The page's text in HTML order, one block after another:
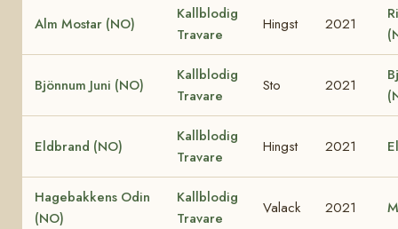
Alm Mostar (NO)
Kallblodig
Travare
Hingst 2021
Bjönnum Juni (NO)
Kallblodig
Travare
Sto 2021
Eldbrand (NO)
Kallblodig
Travare
Hingst 2021
Hagebakkens Odin
(NO)
Kallblodig
Travare
Valack 2021